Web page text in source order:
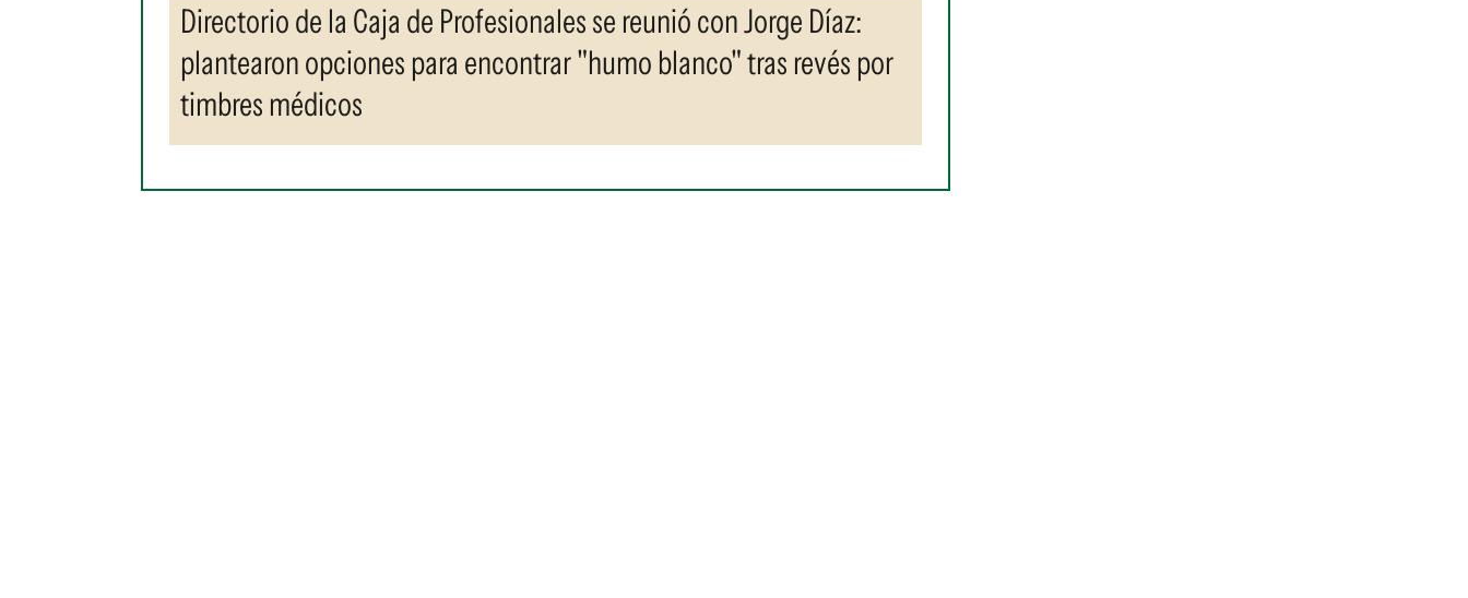
Directorio de la Caja de Profesionales se reunió con Jorge Díaz:
plantearon opciones para encontrar "humo blanco" tras revés por
timbres médicos